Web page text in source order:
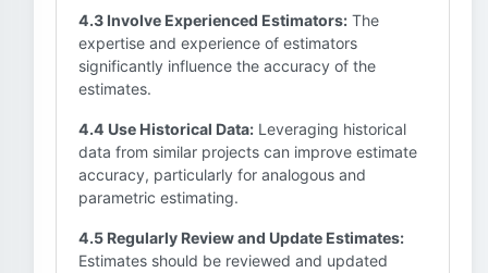
4.3 Involve Experienced Estimators: The
expertise and experience of estimators
significantly influence the accuracy of the
estimates.
4.4 Use Historical Data: Leveraging historical
data from similar projects can improve estimate
accuracy, particularly for analogous and
parametric estimating.
4.5 Regularly Review and Update Estimates:
Estimates should be reviewed and updated